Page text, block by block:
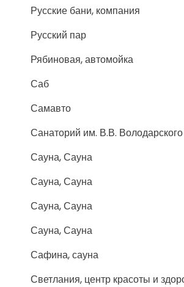
Русские бани, компания
Русский пар
Рябиновая, автомойка
Саб
Самавто
Санаторий им. В.В. Володарского
Сауна, Сауна
Сауна, Сауна
Сауна, Сауна
Сауна, Сауна
Сафина, сауна
Светлания, центр красоты и